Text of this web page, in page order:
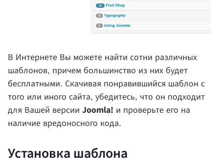
В Интернете Вы можете найти сотни различных
шаблонов, причем большинство из них будет
бесплатными. Скачивая понравившийся шаблон с
того или иного сайта, убедитесь, что он подходит
для Вашей версии Joomla! и проверьте его на
наличие вредоносного кода.
Установка шаблона